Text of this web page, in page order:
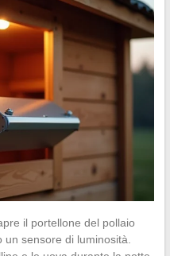
il portellone del pollaio
sensore di luminosità.